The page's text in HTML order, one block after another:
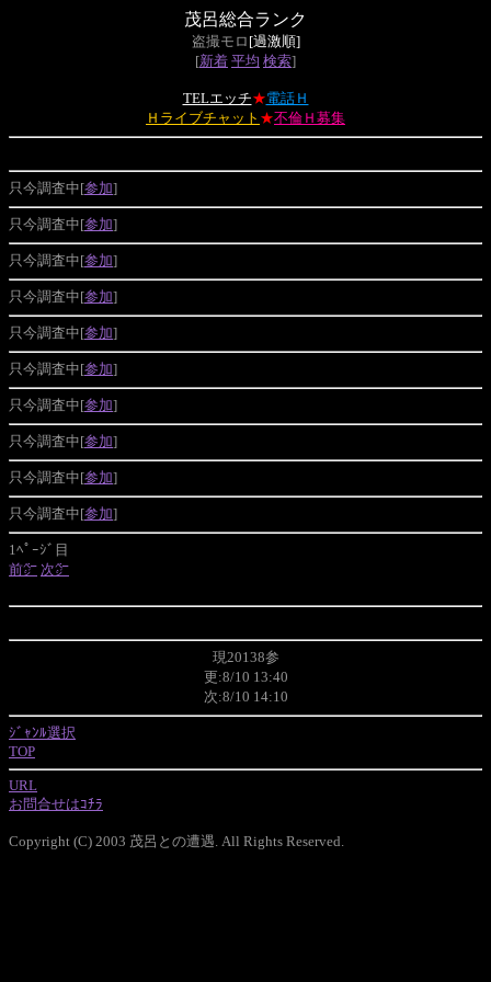
茂呂総合ランク
盗撮モロ [過激順]
[新着 平均 検索]
TELエッチ★電話Ｈ
Ｈライブチャット ★不倫Ｈ募集
只今調査中[参加]
只今調査中[参加]
只今調査中[参加]
只今調査中[参加]
只今調査中[参加]
只今調査中[参加]
只今調査中[参加]
只今調査中[参加]
只今調査中[参加]
只今調査中[参加]
1ﾍﾟｰｼﾞ目
前㌻ 次㌻
現20138参
更:8/10 13:40
次:8/10 14:10
ｼﾞｬﾝﾙ選択
TOP
URL
お問合せはｺﾁﾗ
Copyright (C) 2003 茂呂との遭遇. All Rights Reserved.